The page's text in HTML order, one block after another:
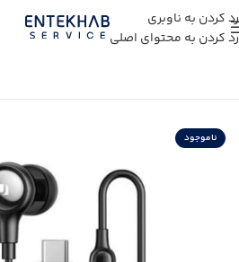
رد کردن به ناوبری
رد کردن به محتوای اصلی
ناموجود